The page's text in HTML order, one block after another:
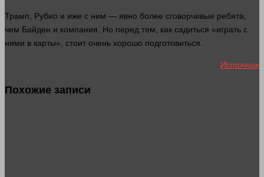
Трамп, Рубио и иже с ним — явно более сговорчивые ребята,
чем Байден и компания. Но перед тем, как садиться «играть с
ними в карты», стоит очень хорошо подготовиться.
Источник
Похожие записи